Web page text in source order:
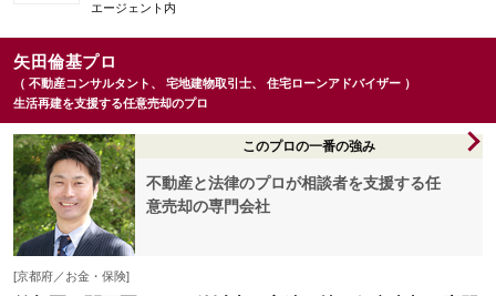
エージェント内
矢田倫基プロ
（ 不動産コンサルタント、 宅地建物取引士、 住宅ローンアドバイザー ）
生活再建を支援する任意売却のプロ
このプロの一番の強み
不動産と法律のプロが相談者を支援する任
意売却の専門会社
[京都府／お金・保険]